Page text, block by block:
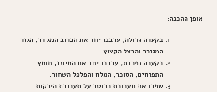
אופן ההכנה:
בקערה גדולה, ערבבו יחד את הכרוב המגורר, הגזר
המגורר והבצל הקצוץ.
בקערה נפרדת, ערבבו יחד את המיונז, חומץ
התפוחים, הסוכר, המלח והפלפל השחור.
שפכו את תערובת הרוטב על תערובת הירקות